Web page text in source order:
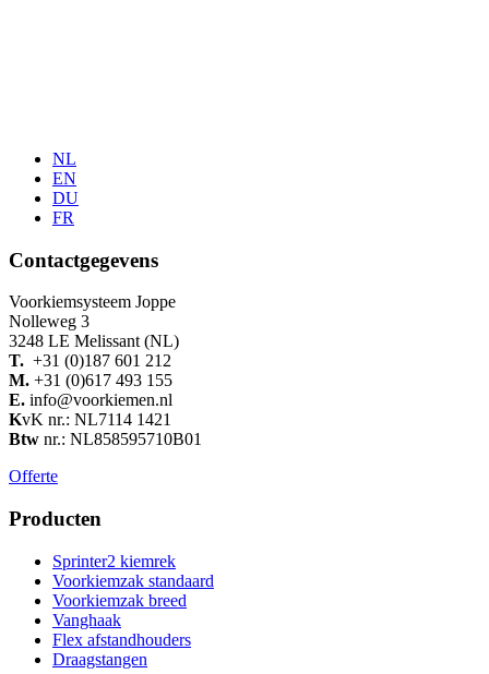
NL
EN
DU
FR
Contactgegevens
Voorkiemsysteem Joppe
Nolleweg 3
3248 LE Melissant (NL)
T. +31 (0)187 601 212
M. +31 (0)617 493 155
E. info@voorkiemen.nl
KvK nr.: NL7114 1421
Btw nr.: NL858595710B01
Offerte
Producten
Sprinter2 kiemrek
Voorkiemzak standaard
Voorkiemzak breed
Vanghaak
Flex afstandhouders
Draagstangen